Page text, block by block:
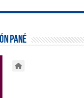
Pané